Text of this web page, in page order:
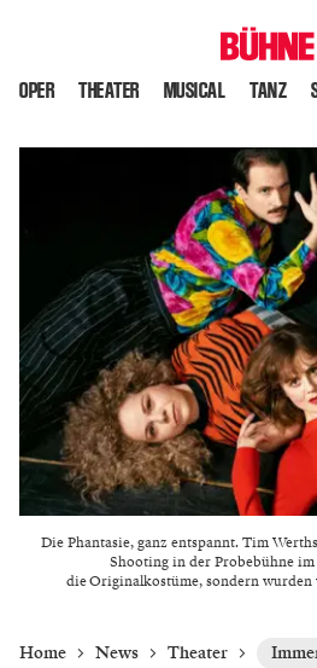
OPER THEATER MUSICAL TANZ
Die Phantasie, ganz entspannt. Tim
Shooting in der Probebühne
die Originalkostüme, sondern
Home News Theater